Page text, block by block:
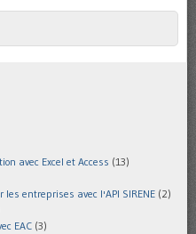
avec Excel et Access (13)
entreprises avec l'API SIRENE (2)
EAC (3)